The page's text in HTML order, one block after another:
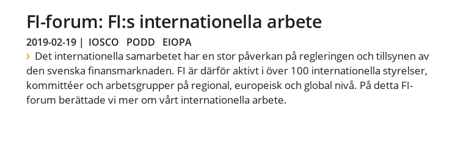
FI-forum: FI:s internationella arbete
2019-02-19| IOSCO PODD EIOPA
Det internationella samarbetet har en stor påverkan på regleringen och tillsynen av
den svenska finansmarknaden. FI är därför aktivt i över 100 internationella styrelser,
kommittéer och arbetsgrupper på regional, europeisk och global nivå. På detta FI-
forum berättade vi mer om vårt internationella arbete.